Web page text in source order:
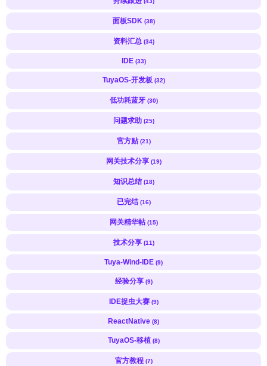
面板SDK (38)
资料汇总 (34)
IDE (33)
TuyaOS-开发板 (32)
低功耗蓝牙 (30)
问题求助 (25)
官方贴 (21)
网关技术分享 (19)
知识总结 (18)
已完结 (16)
网关精华帖 (15)
技术分享 (11)
Tuya-Wind-IDE (9)
经验分享 (9)
IDE捉虫大赛 (9)
ReactNative (8)
TuyaOS-移植 (8)
官方教程 (7)